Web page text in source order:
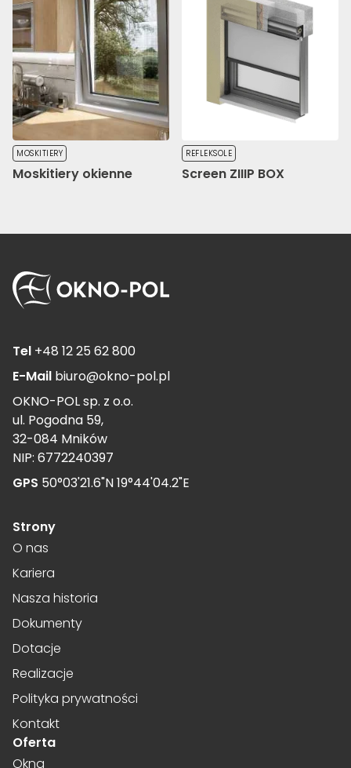
MOSKITIERY
Moskitiery okienne
REFLEKSOLE
Screen ZIIIP BOX
Tel +48 12 25 62 800
E-Mail biuro@okno-pol.pl
OKNO-POL sp. z o.o.
ul. Pogodna 59,
32-084 Mników
NIP: 6772240397
GPS 50°03'21.6"N 19°44'04.2"E
Strony
O nas
Kariera
Nasza historia
Dokumenty
Dotacje
Realizacje
Polityka prywatności
Kontakt
Oferta
Okna